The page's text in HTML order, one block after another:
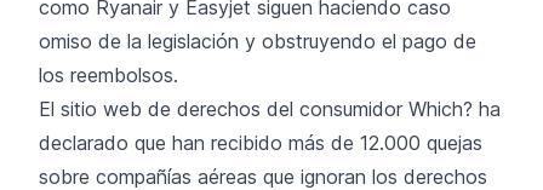
como Ryanair y Easyjet siguen haciendo caso
omiso de la legislación y obstruyendo el pago de
los reembolsos.
El sitio web de derechos del consumidor Which? ha
declarado que han recibido más de 12.000 quejas
sobre compañías aéreas que ignoran los derechos